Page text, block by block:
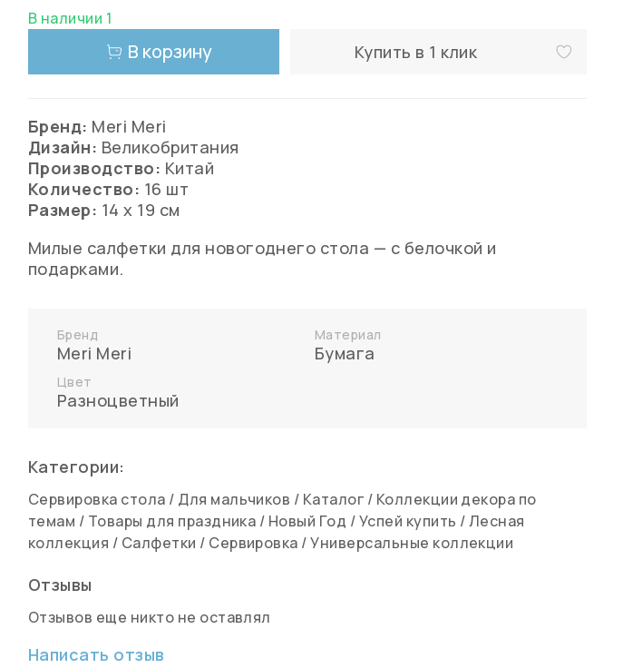
В наличии 1
В корзину Купить в 1 клик
Бренд: Meri Meri
Дизайн: Великобритания
Производство: Китай
Количество: 16 шт
Размер: 14 х 19 см
Милые салфетки для новогоднего стола — с белочкой и
подарками.
Бренд
Meri Meri
Материал
Бумага
Цвет
Разноцветный
Категории:
Сервировка стола / Для мальчиков / Каталог / Коллекции декора по
темам / Товары для праздника / Новый Год /Успей купить /Лесная
коллекция / Салфетки / Сервировка /Универсальные коллекции
Отзывы
Отзывов еще никто не оставлял
Написать отзыв